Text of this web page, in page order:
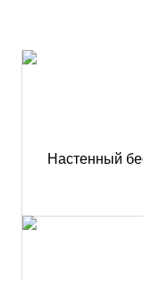
Настенный